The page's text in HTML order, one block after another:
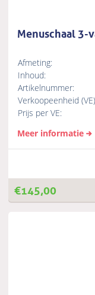
Menuschaal 3-
Afmeting:
Inhoud:
Artikelnummer:
Verkoopeenheid
Prijs per VE:
Meer informatie
€145,00